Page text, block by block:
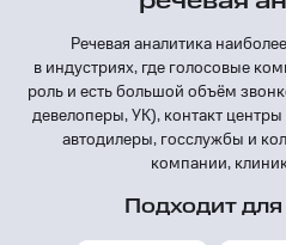
Речевая аналитика
в индустриях, где голосовые
роль и есть большой объём
девелоперы, УК), контакт
автодилеры, госслужбы и
компании,
Подходит